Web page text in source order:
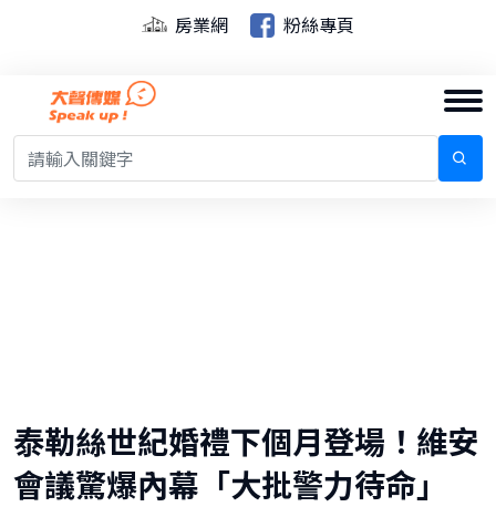
房業網 粉絲專頁
泰勒絲世紀婚禮下個月登場！維安
會議驚爆內幕「大批警力待命」